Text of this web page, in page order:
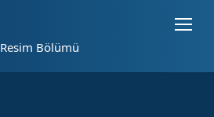
Resim Bölümü